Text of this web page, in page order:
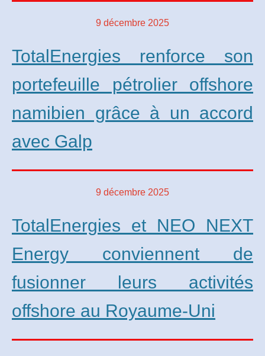
9 décembre 2025
TotalEnergies renforce son
portefeuille pétrolier offshore
namibien grâce à un accord
avec Galp
9 décembre 2025
TotalEnergies et NEO NEXT
Energy conviennent de
fusionner leurs activités
offshore au Royaume-Uni